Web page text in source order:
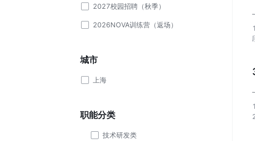
2027校园招聘（秋季）
2026NOVA训练营（返场）
城市
上海
职能分类
技术研发类